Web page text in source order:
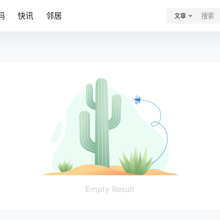
快讯 邻居 文章
Empty Result